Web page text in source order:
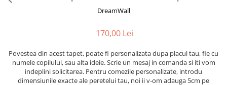
DreamWall
170,00 Lei
Povestea din acest tapet, poate fi personalizata dupa placul tau, fie cu
numele copilului, sau alta ideie. Scrie un mesaj in comanda si iti vom
indeplini solicitarea. Pentru comezile personalizate, introdu
dimensiunile exacte ale peretelui tau, noi ii v-om adauga 5cm pe